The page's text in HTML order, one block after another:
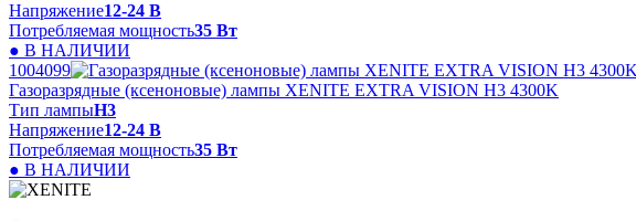
Напряжение12-24 В
Потребляемая мощность35 Вт
● В НАЛИЧИИ
1004099
Газоразрядные (ксеноновые) лампы XENITE EXTRA VISION H3 4300K
Тип лампыН3
Напряжение12-24 В
Потребляемая мощность35 Вт
● В НАЛИЧИИ